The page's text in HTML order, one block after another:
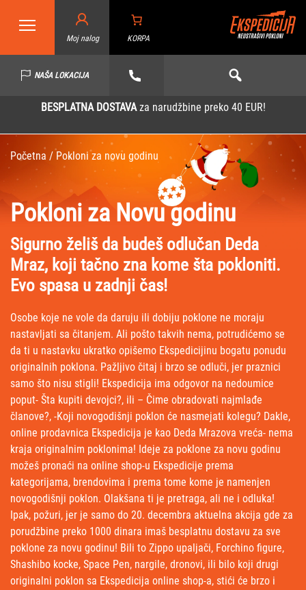
Moj nalog KORPA
NAŠA LOKACIJA
BESPLATNA DOSTAVAza narudžbine preko 40 EUR!
Početna / Pokloni za novu godinu
Pokloni za Novu godinu
Sigurno želiš da budeš odlučan Deda
Mraz, koji tačno zna kome šta pokloniti.
Evo spasa u zadnji čas!
Osobe koje ne vole da daruju ili dobiju poklone ne moraju
nastavljati sa čitanjem. Ali pošto takvih nema, potrudićemo se
da ti u nastavku ukratko opišemo Ekspedicijinu bogatu ponudu
originalnih poklona. Pažljivo čitaj i brzo se odluči, jer praznici
samo što nisu stigli! Ekspedicija ima odgovor na nedoumice
poput- Šta kupiti devojci?, ili – Čime obradovati najmlađe
članove?, -Koji novogodišnji poklon će nasmejati kolegu? Dakle,
online prodavnica Ekspedicija je kao Deda Mrazova vreća- nema
kraja originalnim poklonima! Ideje za poklone za novu godinu
možeš pronaći na online shop-u Ekspedicije prema
kategorijama, brendovima i prema tome kome je namenjen
novogodišnji poklon. Olakšana ti je pretraga, ali ne i odluka!
Ipak, požuri, jer je samo do 20. decembra aktuelna akcija gde za
porudžbine preko 1000 dinara imaš besplatnu dostavu za sve
poklone za novu godinu! Bili to Zippo upaljači, Forchino figure,
Shashibo kocke, Space Pen, nargile, dronovi, ili bilo koji drugi
originalni poklon sa Ekspedicija online shop-a, stići će brzo i